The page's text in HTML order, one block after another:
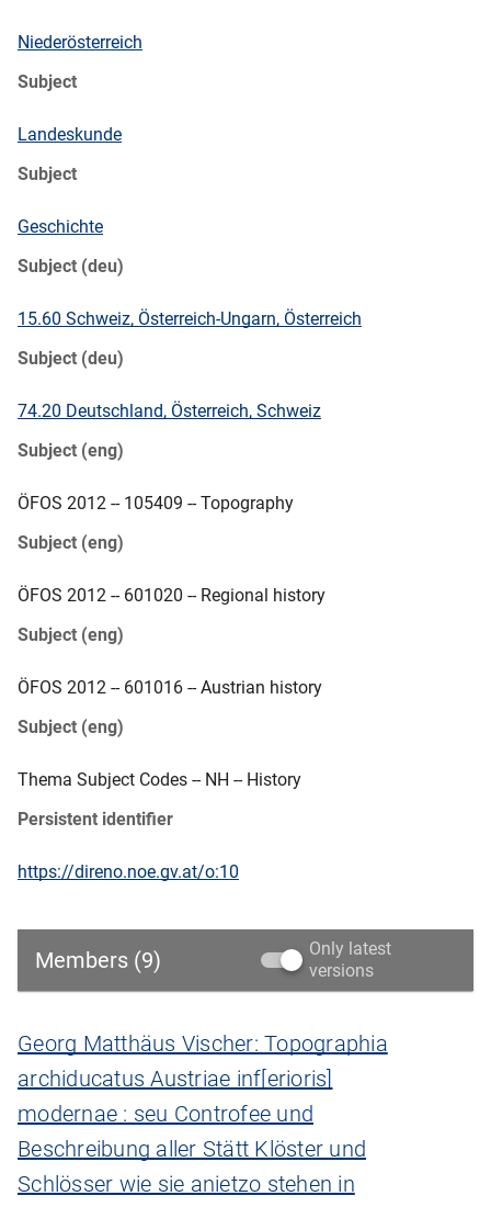
Niederösterreich
Subject
Landeskunde
Subject
Geschichte
Subject (deu)
15.60 Schweiz, Österreich-Ungarn, Österreich
Subject (deu)
74.20 Deutschland, Österreich, Schweiz
Subject (eng)
ÖFOS 2012 -- 105409 -- Topography
Subject (eng)
ÖFOS 2012 -- 601020 -- Regional history
Subject (eng)
ÖFOS 2012 -- 601016 -- Austrian history
Subject (eng)
Thema Subject Codes -- NH -- History
Persistent identifier
https://direno.noe.gv.at/o:10
Members (9)
Only latest
versions
Georg Matthäus Vischer: Topographia
archiducatus Austriae inf[erioris]
modernae : seu Controfee und
Beschreibung aller Stätt Klöster und
Schlösser wie sie anietzo stehen in